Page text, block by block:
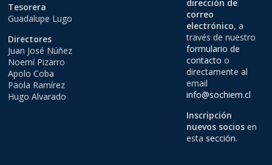
Tesorera
Guadalupe Lugo
Directores
Juan José Núñez
Noemí Pizarro
Apolo Coba
Paola Ramírez
Hugo Alvarado
dirección de
correo
electrónico, a
través de nuestro
formulario de
contacto o
directamente al
email
info@sochiem.cl
Inscripción
nuevos sociosen
esta sección.